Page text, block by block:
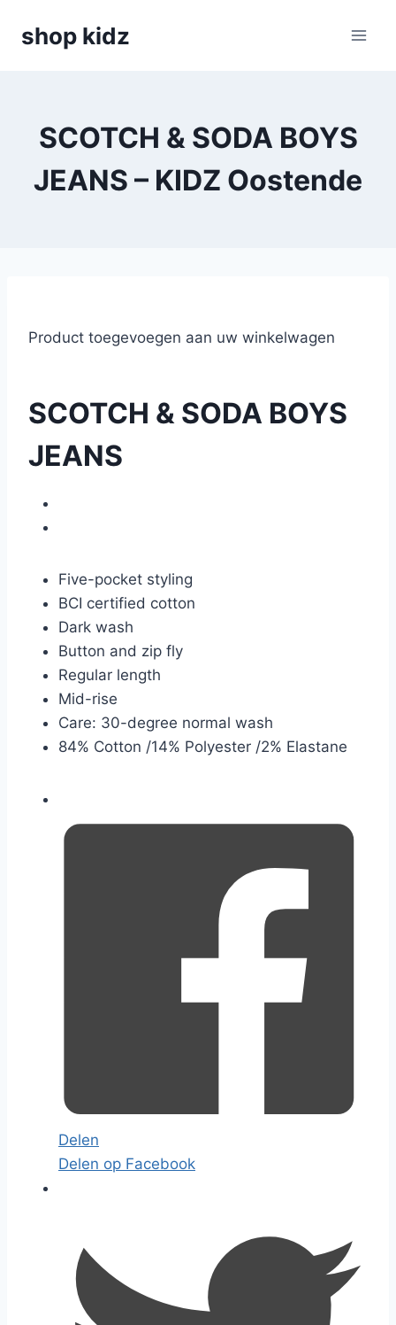
shop kidz
SCOTCH & SODA BOYS
JEANS – KIDZ Oostende
Product toegevoegen aan uw winkelwagen
SCOTCH & SODA BOYS
JEANS
Five-pocket styling
BCI certified cotton
Dark wash
Button and zip fly
Regular length
Mid-rise
Care: 30-degree normal wash
84% Cotton /14% Polyester /2% Elastane
Delen
Delen op Facebook